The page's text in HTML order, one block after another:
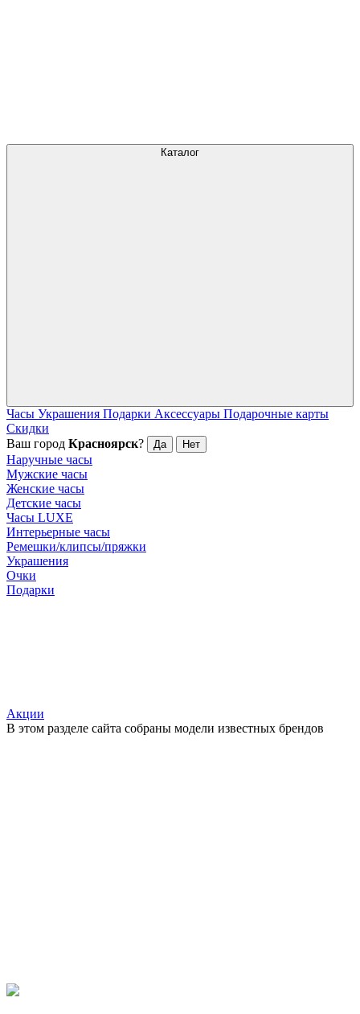
Каталог
Часы Украшения Подарки Аксессуары Подарочные карты
Скидки
Ваш город Красноярск? Да Нет
Наручные часы
Мужские часы
Женские часы
Детские часы
Часы LUXE
Интерьерные часы
Ремешки/клипсы/пряжки
Украшения
Очки
Подарки
Акции
В этом разделе сайта собраны модели известных брендов